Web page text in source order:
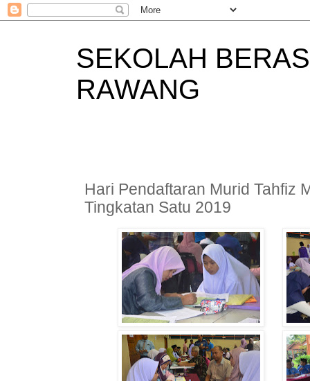
SEKOLAH
RAWANG
Hari Pendaftaran Murid Tahfiz
Tingkatan Satu 2019